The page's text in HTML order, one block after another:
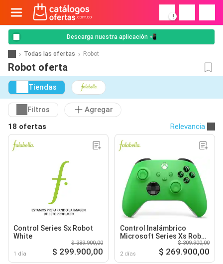
!
Descarga nuestra aplicación 📲
Todas las ofertas Robot
Robot oferta
Tiendas
Filtros
Agregar
18 ofertas
Relevancia
Control Series Sx Robot
White
1 día
$ 389.900,00
$ 299.900,00
Control Inalámbrico
Microsoft Series Xs Robot
2 días
$ 309.900,00
$ 269.900,00